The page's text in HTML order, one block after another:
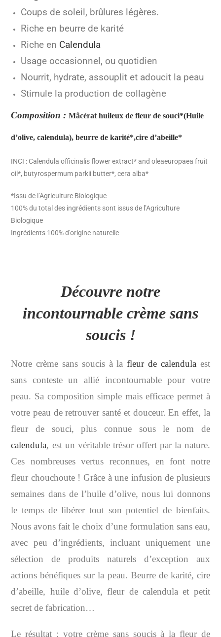
Coups de soleil, brûlures légères.
Riche en beurre de karité
Riche en Calendula
Usage occasionnel, ou quotidien
Nourrit, hydrate, assouplit et adoucit la peau
Stimule la production de collagène
Composition :Mâcérat huileux de fleur de souci*(Huile
d’olive, calendula), beurre de karité*,cire d’abeille*
INCI : Calendula officinalis flower extract* and oleaeuropaea fruit
oil*, butyrospermum parkii butter*, cera alba*
*Issu de l’Agriculture Biologique
100% du total des ingrédients sont issus de l’Agriculture
Biologique
Ingrédients 100% d’origine naturelle
Découvre notre
incontournable crème sans
soucis !
Notre crème sans soucis à lafleur de calendulaest
sans conteste un allié incontournable pour votre
peau. Sa composition simple mais efficace permet à
votre peau de retrouver santé et douceur. En effet, la
fleur de souci, plus connue sous le nom de
calendula, est un véritable trésor offert par la nature.
Ces nombreuses vertus reconnues, en font notre
fleur chouchoute ! Grâce à une infusion de plusieurs
semaines dans de l’huile d’olive, nous lui donnons
le temps de libérer tout son potentiel de bienfaits.
Nous avons fait le choix d’une formulation sans eau,
avec peu d’ingrédients, incluant uniquement une
sélection de produits naturels d’exception aux
actions bénéfiques sur la peau. Beurre de karité, cire
d’abeille, huile d’olive, fleur de calendula et petit
secret de fabrication…
Le résultat : votre crème sans soucis à la fleur de